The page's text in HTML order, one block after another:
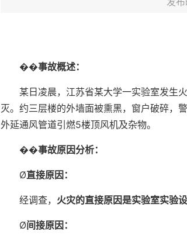
��事故概述：
某日凌晨，江苏省某大学一实验室发生
灭。约三层楼的外墙面被熏黑，窗户破碎，
外延通风管道引燃5楼顶风机及杂物。
��事故原因分析：
Ø直接原因：
经调查， 火灾的直接原因是实验室实验
Ø间接原因：